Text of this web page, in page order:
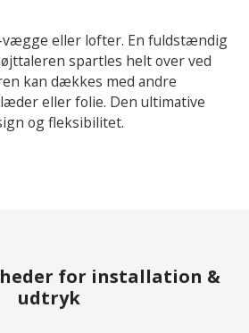
eller lofter. En fuldstændig
spartles helt over ved
kan dækkes med andre
eller folie. Den ultimative
og fleksibilitet.
for installation &
udtryk